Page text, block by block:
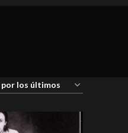
ROCK & ROLL